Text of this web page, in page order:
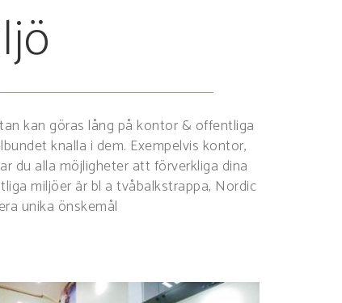
kan göras lång på kontor & offentliga
knalla i dem. Exempelvis kontor,
du alla möjligheter att förverkliga dina
miljöer är bl a tvåbalkstrappa, Nordic
unika önskemål